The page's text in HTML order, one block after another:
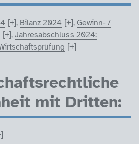
, Bilanz 2024 , Gewinn- /
, Jahresabschluss 2024:
mit Dritten: